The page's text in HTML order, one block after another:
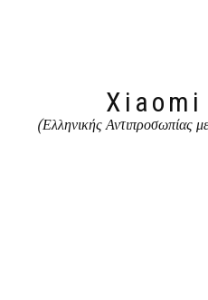
Xiaomi
(Ελληνικής Αντιπροσωπίας